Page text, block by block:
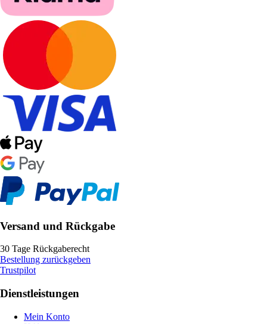
Versand und Rückgabe
30 Tage Rückgaberecht
Bestellung zurückgeben
Trustpilot
Dienstleistungen
Mein Konto